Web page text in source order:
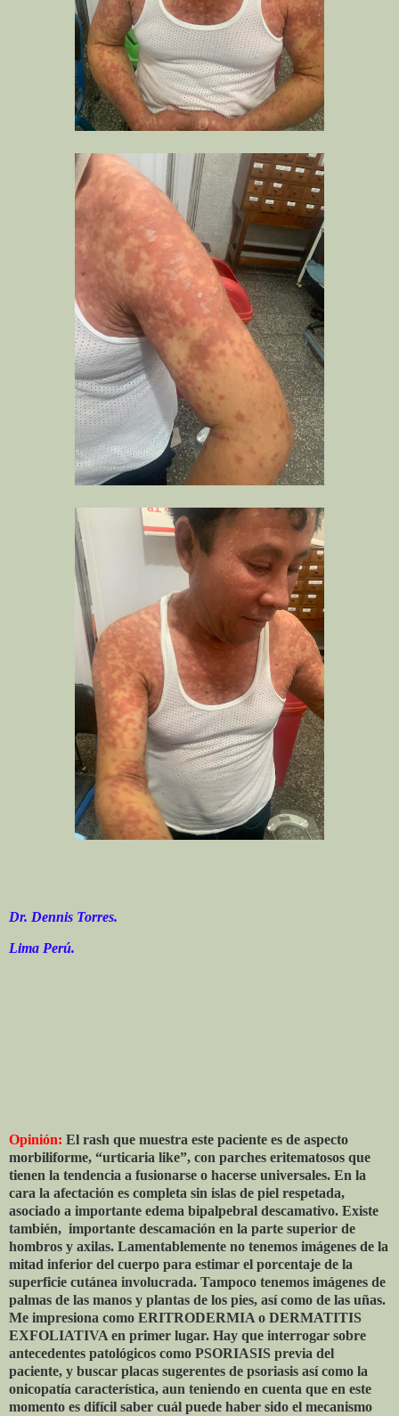
Dr. Dennis Torres.
Lima Perú.
Opinión: El rash que muestra este paciente es de aspecto
morbiliforme, “urticaria like”, con parches eritematosos que
tienen la tendencia a fusionarse o hacerse universales. En la
cara la afectación es completa sin islas de piel respetada,
asociado a importante edema bipalpebral descamativo. Existe
también, importante descamación en la parte superior de
hombros y axilas. Lamentablemente no tenemos imágenes de la
mitad inferior del cuerpo para estimar el porcentaje de la
superficie cutánea involucrada. Tampoco tenemos imágenes de
palmas de las manos y plantas de los pies, así como de las uñas.
Me impresiona como ERITRODERMIA o DERMATITIS
EXFOLIATIVA en primer lugar. Hay que interrogar sobre
antecedentes patológicos como PSORIASIS previa del
paciente, y buscar placas sugerentes de psoriasis así como la
onicopatía característica, aun teniendo en cuenta que en este
momento es difícil saber cuál puede haber sido el mecanismo